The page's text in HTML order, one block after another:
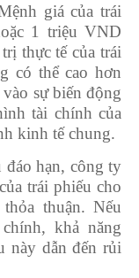
giá của trái
1 triệu VND
thực tế của trái
có thể cao hơn
sự biến động
tài chính của
kinh tế chung.
hạn, công ty
trái phiếu cho
thuận. Nếu
khả năng
này dẫn đến rủi